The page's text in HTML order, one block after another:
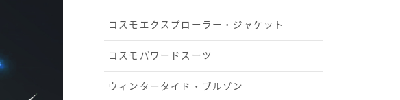
コスモエクスプローラー・ジャケット
コスモパワードスーツ
ウィンタータイド・ブルゾン